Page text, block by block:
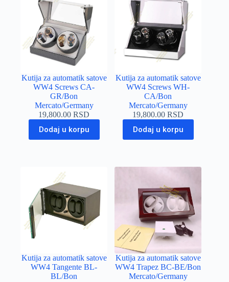
Kutija za automatik satove
WW4 Screws CA-
GR/Bon
Mercato/Germany
19,800.00RSD
Dodaj u korpu
Kutija za automatik satove
WW4 Screws WH-
CA/Bon
Mercato/Germany
19,800.00RSD
Dodaj u korpu
Kutija za automatik satove
WW4 Tangente BL-
BL/Bon
Kutija za automatik satove
WW4 Trapez BC-BE/Bon
Mercato/Germany